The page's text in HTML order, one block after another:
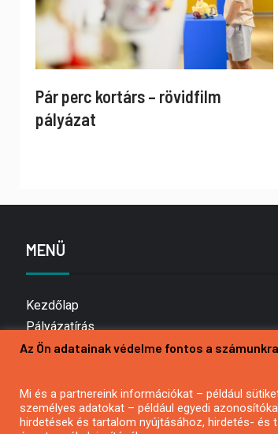
Pár perc kortárs – rövidfilm
pályázat
MENÜ
Kezdőlap
Pályázatírás
Bemutatkozás
Hírlevél feliratkozás
Impresszum
Az Ön adatainak védelme fontos a számunkra
Mi és a partnereink információkat – például
személyes adatokat – például egyedi
hirdetések és tartalom nyújtásához, hirdetés- és